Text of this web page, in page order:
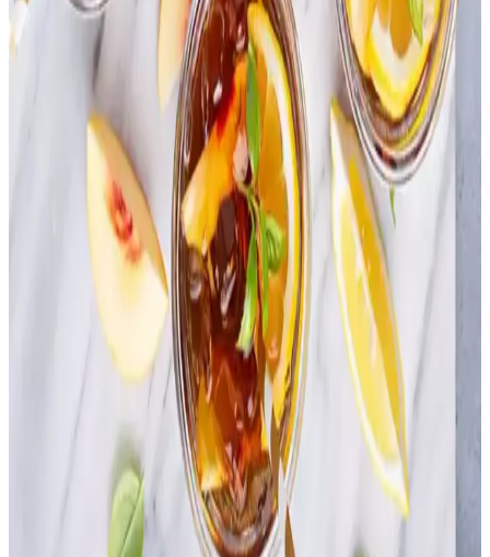
Az Kullanılan Tahıllar: Farro, Arpa, Teff,
Karabuğday ve Milletin Besin Değerleri ve
Kullanımı
Farro, arpa, teff, karabuğday ve millet gibi az kullanılan tahıllar,
farklı tatları ve yüksek besin değerleriyle mutfaklarda çeşitlilik sunar.
Pişirme ve depolama önerileriyle sağlıklı beslenmeye katkı sağlarlar.
Yiyecek ve Ev İhtiyaçları Bütçesini Etkin Yönetme
Yöntemleri ve Tasarruf Stratejileri
İki yetişkin ve evcil hayvanlı aileler için aylık 400-500 dolar bütçe
ile ekonomik beslenme ve ev ihtiyaçları yönetimi. Yüksek proteinli
beslenmede uygun fiyatlı alternatifler ve tasarruflu temizlik ürünleri
Yemek Pişirme Tükenmişliği ve Basit, Dengeli
Akşam Yemekleri İçin Pratik Öneriler
Yemek pişirme tükenmişliği, tekrar eden menüler ve yorgunlukla
ortaya çıkar. Dengeli beslenme, pratik tarifler ve iyi planlama ile
yemek hazırlama süreci kolaylaşır ve çeşitlenir.
Temiz Beslenmede İçeceklerin İçeriklerine
Odaklanmanın Önemi ve Kalori Takibi